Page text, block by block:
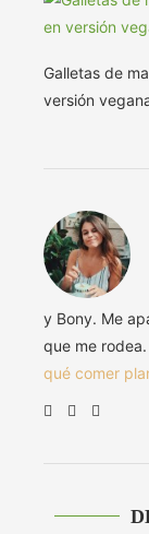
Galletas de
versión
y Bony. Me
que me
qué comer